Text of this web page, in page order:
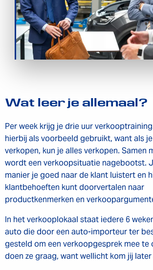
Wat leer je allemaal?
Per week krijg je drie uur
hierbij als voorbeeld gebruikt, want als
verkopen, kun je alles verkopen. Samen
wordt een verkoopsituatie nagebootst.
manier je goed naar de klant luistert en
klantbehoeften kunt doorvertalen naar
productkenmerken en
In het verkooplokaal staat iedere 6
auto die door een auto-importeur ter
gesteld om een verkoopgesprek mee te
doen ze graag, want wellicht kom jij later
Inschrijven voor de